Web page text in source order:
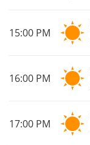
15:00 PM
16:00 PM
17:00 PM